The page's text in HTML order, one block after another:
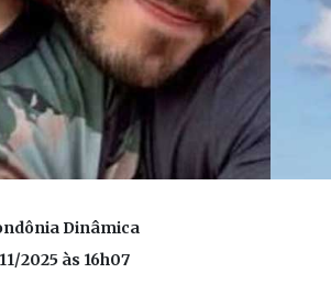
Dinâmica
2025 às 16h07